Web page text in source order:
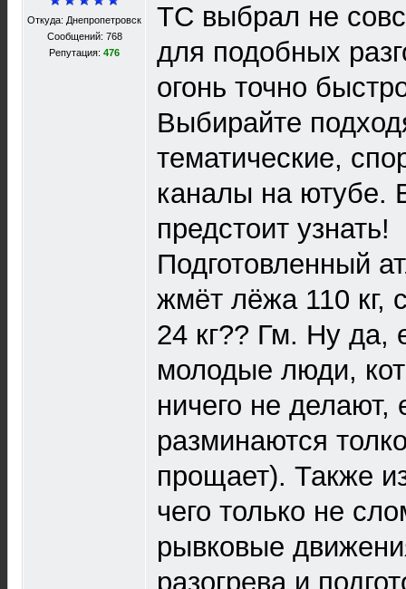
Откуда: Днепропетровск
Сообщений: 768
Репутация: 476
ТС выбрал не
для подобных
огонь точно
Выбирайте
тематические,
каналы на ютубе.
предстоит узнать!
Подготовленный
жмёт лёжа 110 кг,
24 кг?? Гм. Ну да,
молодые люди,
ничего не
разминаются
прощает). Также
чего только не
рывковые
разогрева и